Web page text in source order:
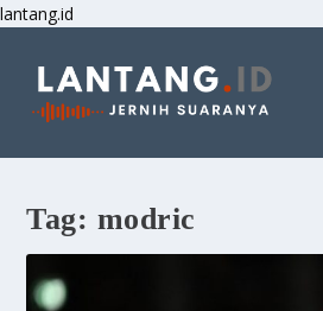
lantang.id
Tag: modric